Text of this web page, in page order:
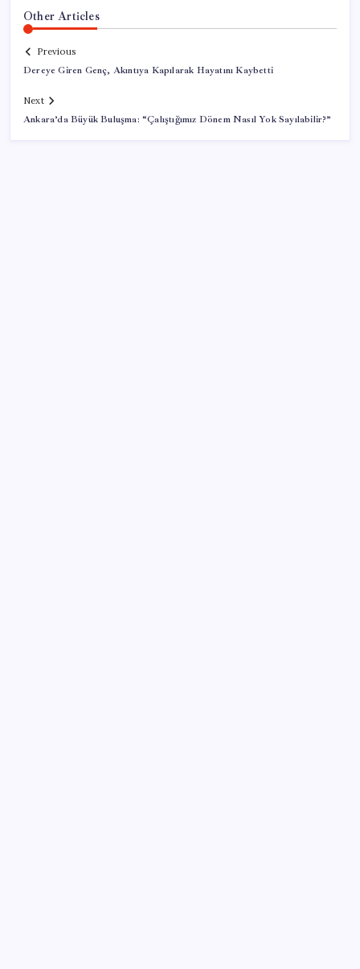
Other Articles
Previous
Dereye Giren Genç, Akıntıya Kapılarak Hayatını Kaybetti
Next
Ankara’da Büyük Buluşma: “Çalıştığımız Dönem Nasıl Yok Sayılabilir?”